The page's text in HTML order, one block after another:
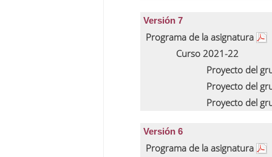
Versión 7
Programa de la asignatura
Curso 2021-22
Proyecto del
Proyecto del
Proyecto del
Versión 6
Programa de la asignatura